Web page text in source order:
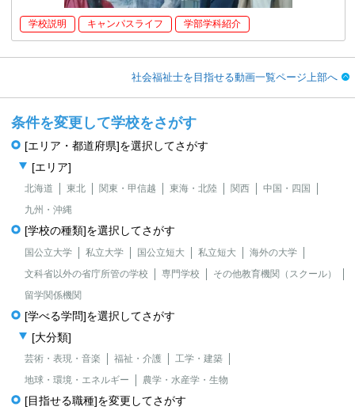
学校説明 キャンパスライフ 学部学科紹介
社会福祉士を目指せる動画一覧ページ上部へ
条件を変更して学校をさがす
[エリア・都道府県]を選択してさがす
[エリア]
北海道 東北 関東・甲信越 東海・北陸 関西
中国・四国
九州・沖縄
[学校の種類]を選択してさがす
国公立大学 私立大学 国公立短大 私立短大
海外の大学
文科省以外の省庁所管の学校
専門学校
その他教育機関（スクール）
留学関係機関
[学べる学問]を選択してさがす
[大分類]
芸術・表現・音楽 福祉・介護
工学・建築
地球・環境・エネルギー
農学・水産学・生物
[目指せる職種]を変更してさがす